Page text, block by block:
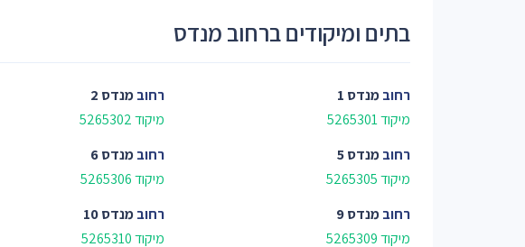
בתים ומיקודים ברחוב מנדס
רחובמנדס 1
מיקוד 5265301
רחובמנדס 2
מיקוד 5265302
רחובמנדס 5
מיקוד 5265305
רחובמנדס 6
מיקוד 5265306
רחובמנדס 9
מיקוד 5265309
רחובמנדס 10
מיקוד 5265310